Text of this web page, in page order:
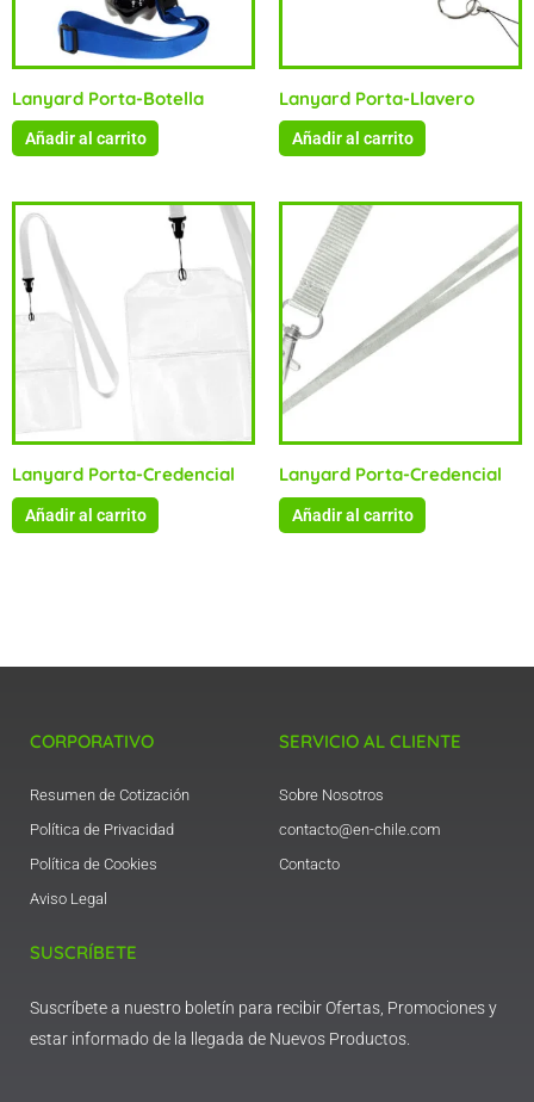
Lanyard Porta-Botella
Añadir al carrito
Lanyard Porta-Llavero
Añadir al carrito
Lanyard Porta-Credencial
Añadir al carrito
Lanyard Porta-Credencial
Añadir al carrito
CORPORATIVO
Resumen de Cotización
Política de Privacidad
Política de Cookies
Aviso Legal
SERVICIO AL CLIENTE
Sobre Nosotros
contacto@en-chile.com
Contacto
SUSCRÍBETE
Suscríbete a nuestro boletín para recibir Ofertas, Promociones y
estar informado de la llegada de Nuevos Productos.